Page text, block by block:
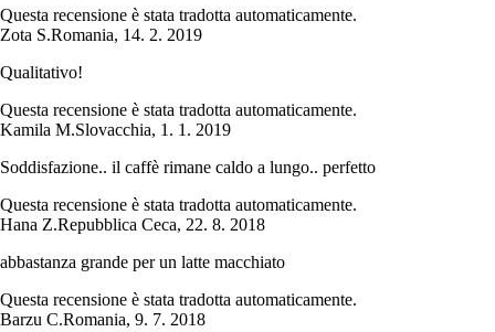
Questa recensione è stata tradotta automaticamente.
Zota S.Romania, 14. 2. 2019
Qualitativo!
Questa recensione è stata tradotta automaticamente.
Kamila M.Slovacchia, 1. 1. 2019
Soddisfazione.. il caffè rimane caldo a lungo.. perfetto
Questa recensione è stata tradotta automaticamente.
Hana Z.Repubblica Ceca, 22. 8. 2018
abbastanza grande per un latte macchiato
Questa recensione è stata tradotta automaticamente.
Barzu C.Romania, 9. 7. 2018